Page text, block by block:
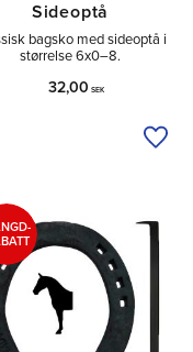
Sideoptå
bagsko med sideoptå i
størrelse 6x0–8.
32,00 SEK